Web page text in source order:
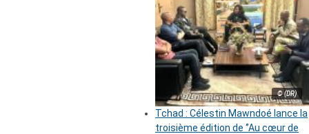
© (DR)
Tchad : Célestin Mawndoé lance la
troisième édition de ‘’Au cœur de